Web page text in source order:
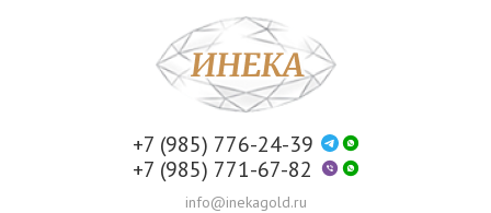
+7 (985) 776-24-39
+7 (985) 771-67-82
info@inekagold.ru